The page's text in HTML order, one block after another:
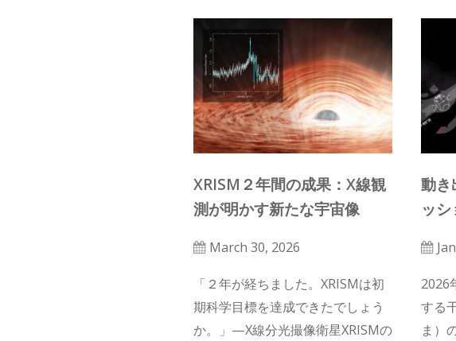
XRISM２年間の成果：X線観
測が明かす新たな宇宙像
March 30, 2026
「２年が経ちました。XRISMは初
期科学目標を達成できたでしょう
か。」—X線分光撮像衛星XRISMの
動き
ッ
2026
する
ま）